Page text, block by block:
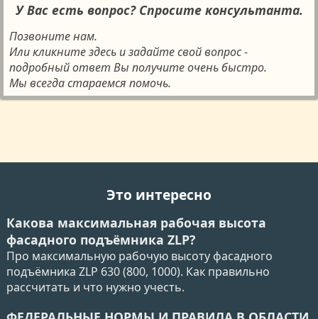
У Вас есть вопрос? Спросите консультанта.
Позвоните нам.
Или кликните здесь и задайте свой вопрос -
подробный ответ Вы получите очень быстро.
Мы всегда стараемся помочь.
Это интересно
Какова максимальная рабочая высота
фасадного подъёмника ZLP?
Про максимальную рабочую высоту фасадного
подъёмника ZLP 630 (800, 1000). Как правильно
рассчитать и что нужно учесть.